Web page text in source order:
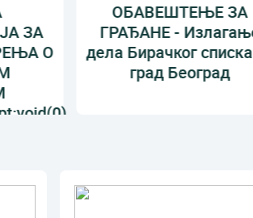
ЗА
О
ОБАВЕШТЕЊЕ ЗА
ГРАЂАНЕ - Излагање
дела Бирачког списка за
град Београд